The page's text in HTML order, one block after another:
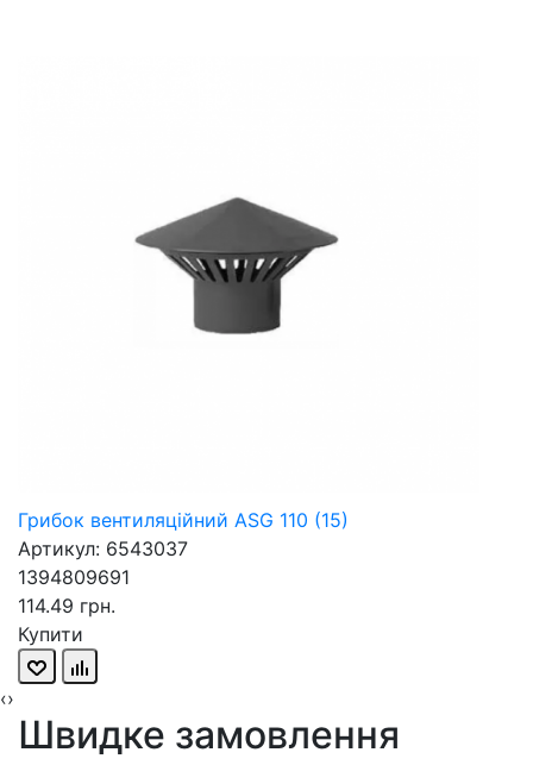
Грибок вентиляційний ASG 110 (15)
Артикул: 6543037
1394809691
114.49 грн.
Купити
‹›
Швидке замовлення